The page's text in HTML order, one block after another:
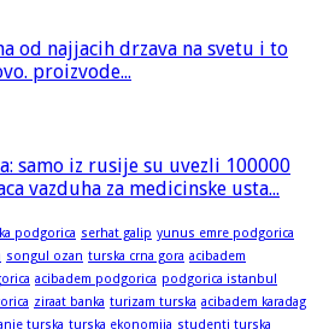
od najjacih drzava na svetu i to
proizvode...
samo iz rusije su uvezli 100000
vazduha za medicinske usta...
podgorica serhat galip yunus emre podgorica
songul ozan turska crna gora acibadem
acibadem podgorica podgorica istanbul
ziraat banka turizam turska acibadem karadag
turska turska ekonomija studenti turska